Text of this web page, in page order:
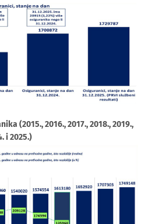
(2015., 2016., 2017., 2018., 2019.,
i 2025.)